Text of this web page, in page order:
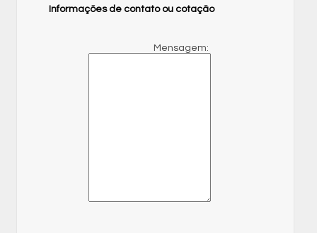
Informações de contato ou cotação
Mensagem: